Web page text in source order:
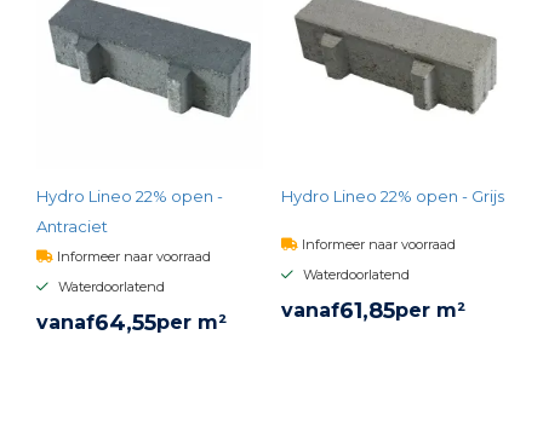
Hydro Lineo 22% open -
Antraciet
Informeer naar voorraad
Waterdoorlatend
vanaf64,55per m²
Hydro Lineo 22% open - Grijs
Informeer naar voorraad
Waterdoorlatend
vanaf61,85per m²